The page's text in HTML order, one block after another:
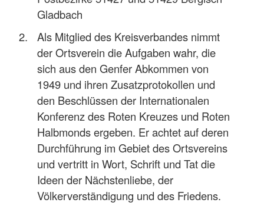
Gladbach
Als Mitglied des Kreisverbandes nimmt
der Ortsverein die Aufgaben wahr, die
sich aus den Genfer Abkommen von
1949 und ihren Zusatzprotokollen und
den Beschlüssen der Internationalen
Konferenz des Roten Kreuzes und Roten
Halbmonds ergeben. Er achtet auf deren
Durchführung im Gebiet des Ortsvereins
und vertritt in Wort, Schrift und Tat die
Ideen der Nächstenliebe, der
Völkerverständigung und des Friedens.